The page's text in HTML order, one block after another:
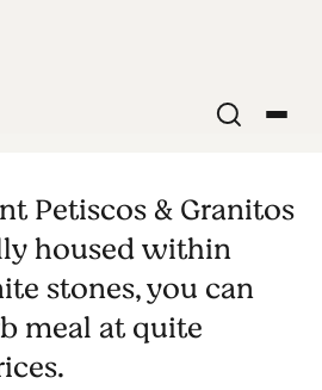
&
Petiscos & Granitos
housed within
stones, you can
meal at quite